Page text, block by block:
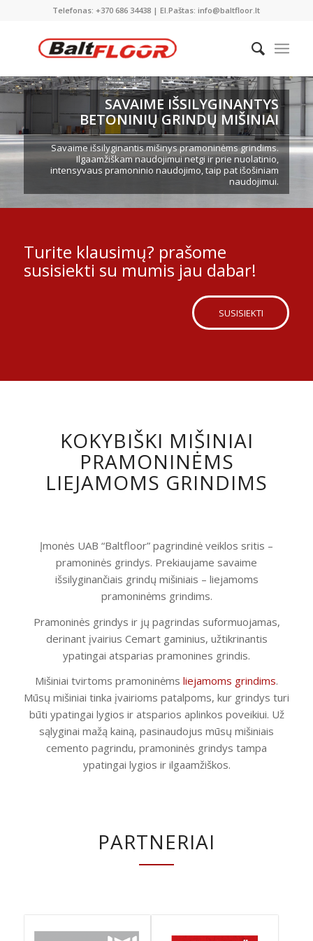
Telefonas: +370 686 34438 | El.Paštas: info@baltfloor.lt
SAVAIME IŠSILYGINANTYS
BETONINIŲ GRINDŲ MIŠINIAI
Savaime išsilyginantis mišinys pramoninėms grindims.
Ilgaamžiškam naudojimui netgi ir prie nuolatinio,
intensyvaus pramoninio naudojimo, taip pat išošiniam
naudojimui.
Turite klausimų? prašome
susisiekti su mumis jau dabar!
SUSISIEKTI
KOKYBIŠKI MIŠINIAI
PRAMONINĖMS
LIEJAMOMS GRINDIMS
Įmonės UAB “Baltfloor” pagrindinė veiklos sritis –
pramoninės grindys. Prekiaujame savaime
išsilyginančiais grindų mišiniais – liejamoms
pramoninėms grindims.
Pramoninės grindys ir jų pagrindas suformuojamas,
derinant įvairius Cemart gaminius, užtikrinantis
ypatingai atsparias pramonines grindis.
Mišiniai tvirtoms pramoninėms liejamoms grindims.
Mūsų mišiniai tinka įvairioms patalpoms, kur grindys turi
būti ypatingai lygios ir atsparios aplinkos poveikiui. Už
sąlyginai mažą kainą, pasinaudojus mūsų mišiniais
cemento pagrindu, pramoninės grindys tampa
ypatingai lygios ir ilgaamžiškos.
PARTNERIAI